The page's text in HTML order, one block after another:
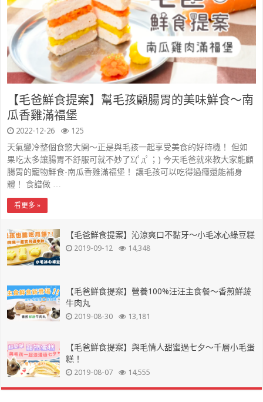
【毛爸鮮食提案】幫毛孩顧腸胃的美味鮮食～南
瓜香雞滿福堡
2022-12-26
125
天氣變冷整個食慾大開～正是與毛孩一起享受美食的好時機！ 但如
果吃太多讓腸胃不舒服可就不妙了Σ(ﾟдﾟ；) 今天毛爸就來教大家能顧
腸胃的寵物鮮食-南瓜香雞滿福堡！ 讓毛孩可以吃得過癮還能補身
體！ 食譜做 …
看更多 »
【毛爸鮮食提案】沁涼爽口不黏牙～小毛冰心綠豆糕
2019-09-12 14,348
【毛爸鮮食提案】營養100%汪汪主食餐～香煎鮮蔬
牛肉丸
2019-08-30 13,181
【毛爸鮮食提案】與毛情人甜蜜過七夕～千層小毛蛋
糕！
2019-08-07 14,555